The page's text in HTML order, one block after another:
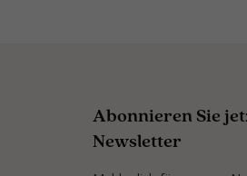
Abonnieren Sie
Newsletter